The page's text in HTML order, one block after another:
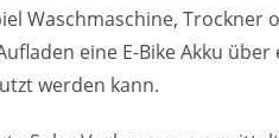
Waschmaschine, Trockner
eine E-Bike Akku über
werden kann.